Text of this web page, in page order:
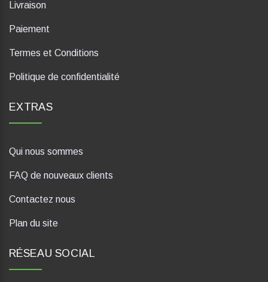
Livraison
Paiement
Termes et Conditions
Politique de confidentialité
EXTRAS
Qui nous sommes
FAQ de nouveaux clients
Contactez nous
Plan du site
RÉSEAU SOCIAL